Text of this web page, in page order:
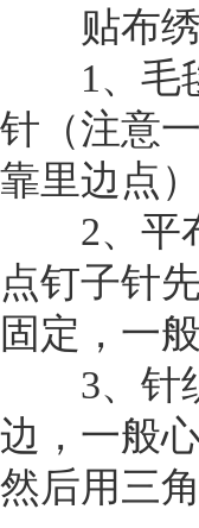
贴布绣
1、毛毯
针（注意
靠里边点
2、平布
点钉子针
固定，一
3、针织
边，一般
然后用三